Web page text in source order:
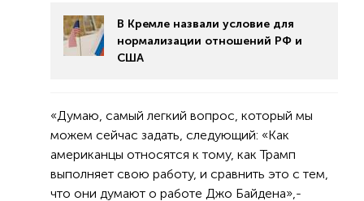
В Кремле назвали условие для
нормализации отношений РФ и
США
«Думаю, самый легкий вопрос, который мы
можем сейчас задать, следующий: «Как
американцы относятся к тому, как Трамп
выполняет свою работу, и сравнить это с тем,
что они думают о работе Джо Байдена»,-